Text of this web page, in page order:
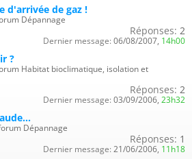
d'arrivée de gaz !
Dépannage
Réponses: 2
Dernier message: 06/08/2007, 14h00
?
Habitat bioclimatique, isolation et
Réponses: 2
Dernier message: 03/09/2006, 23h32
Dépannage
Réponses: 1
Dernier message: 21/06/2006, 11h18